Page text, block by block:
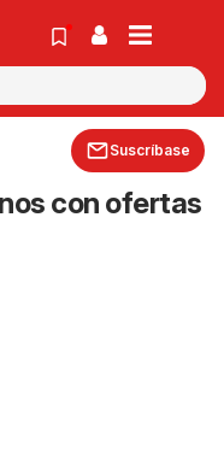
Suscríbase
con ofertas